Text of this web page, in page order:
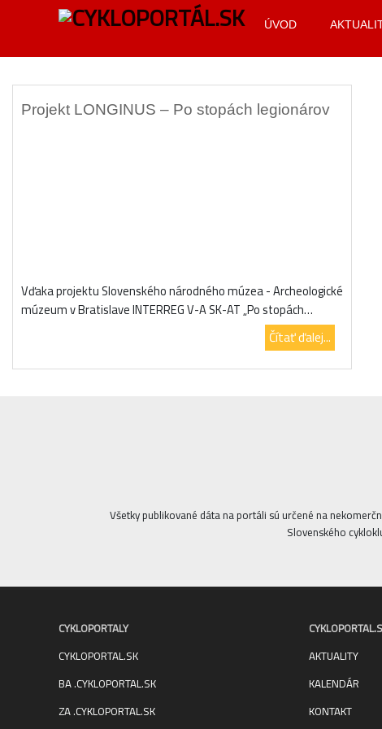
ÚVOD
Projekt LONGINUS – Po stopách legionárov
Vďaka projektu Slovenského národného múzea - Archeologické
múzeum v Bratislave INTERREG V-A SK-AT „Po stopách…
Čítať ďalej...
Všetky publikované dáta na portáli sú určené na
Slovenského
CYKLOPORTALY
CYKLOPORTAL.SK
BA .CYKLOPORTAL.SK
ZA .CYKLOPORTAL.SK
AKTUALITY
KALENDÁR
KONTAKT